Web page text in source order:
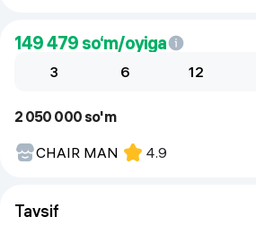
149 479 so‘m/oyiga
3 6 12
2 050 000 so'm
CHAIR MAN
4.9
Tavsif